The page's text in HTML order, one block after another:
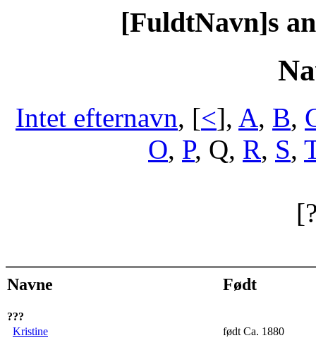
[FuldtNavn]s
Intet efternavn, [<], A, B,
O, P, Q, R, S,
Navne Født
???
Kristine
født Ca. 1880